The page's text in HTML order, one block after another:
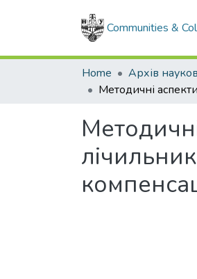
Communities &
Home